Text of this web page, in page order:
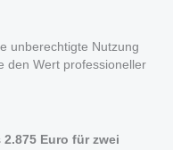
unberechtigte Nutzung
den Wert professioneller
2.875 Euro für zwei